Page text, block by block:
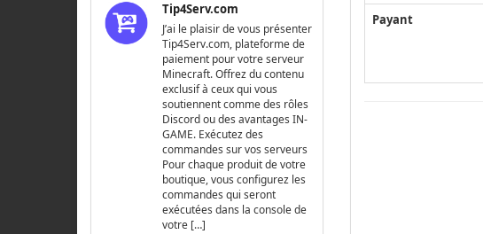
Tip4Serv.com
J’ai le plaisir de vous présenter
Tip4Serv.com, plateforme de
paiement pour votre serveur
Minecraft. Offrez du contenu
exclusif à ceux qui vous
soutiennent comme des rôles
Discord ou des avantages IN-
GAME. Exécutez des
commandes sur vos serveurs
Pour chaque produit de votre
boutique, vous configurez les
commandes qui seront
exécutées dans la console de
votre […]
Payant